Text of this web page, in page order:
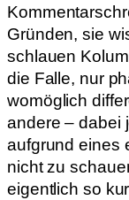
Gründen, sie
schlauen
die Falle, nur
womöglich
andere – dabei
aufgrund eines
nicht zu
eigentlich so